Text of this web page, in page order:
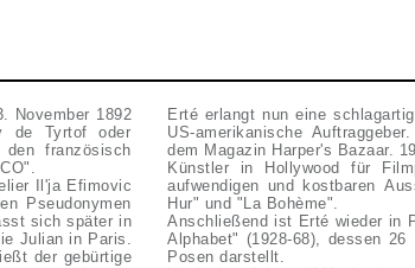
November 1892
de Tyrtof oder
französisch
Il'ja Efimovic
Pseudonymen
sich später in
Julian in Paris.
der gebürtige
Erté erlangt nun eine
US-amerikanische
dem Magazin Harper's Bazaar.
Künstler in Hollywood für
aufwendigen und kostbaren
Hur" und "La Bohème".
Anschließend ist Erté wieder in
Alphabet" (1928-68), dessen
Posen darstellt.